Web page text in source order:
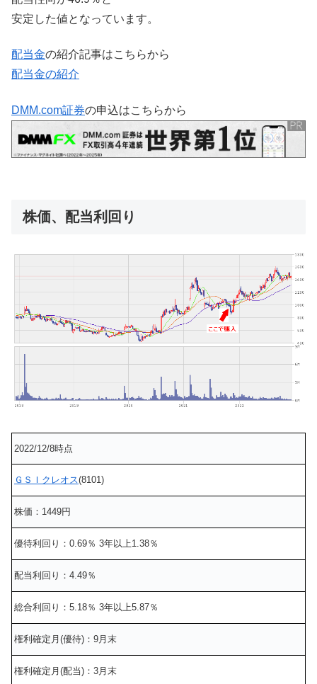
安定した値となっています。
配当金の紹介記事はこちらから
配当金の紹介
DMM.com証券の申込はこちらから
株価、配当利回り
2022/12/8時点
ＧＳＩクレオス(8101)
株価：1449円
優待利回り：0.69％ 3年以上1.38％
配当利回り：4.49％
総合利回り：5.18％ 3年以上5.87％
権利確定月(優待)：9月末
権利確定月(配当)：3月末